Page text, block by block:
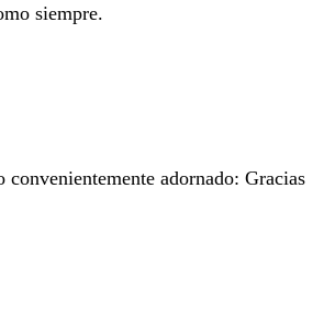
siempre.
convenientemente adornado: Gracias